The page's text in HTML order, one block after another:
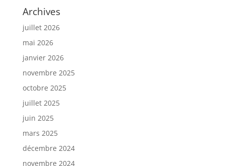
Archives
juillet 2026
mai 2026
janvier 2026
novembre 2025
octobre 2025
juillet 2025
juin 2025
mars 2025
décembre 2024
novembre 2024